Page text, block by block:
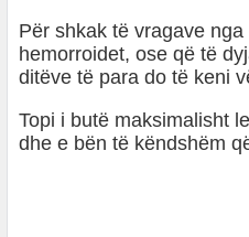
Për shkak të vragave
hemorroidet, ose që të
ditëve të para do të keni
Topi i butë maksimalisht
dhe e bën të këndshëm